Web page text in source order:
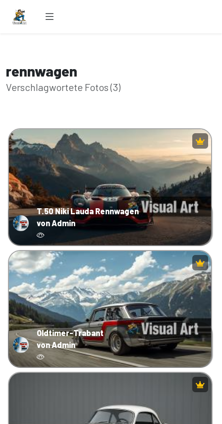
rennwagen
Verschlagwortete Fotos (3)
T.50 Niki Lauda Rennwagen
von Admin
Oldtimer-Trabant
von Admin